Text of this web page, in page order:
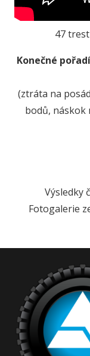
47
Konečné
(ztráta na
bodů, náskok
Výsledky
Fotogalerie